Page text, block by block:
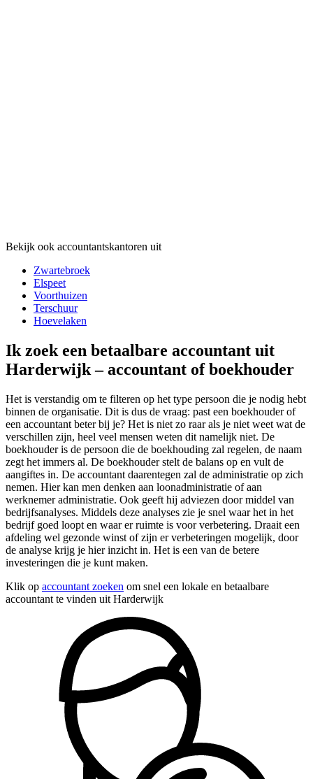
Bekijk ook accountantskantoren uit
Zwartebroek
Elspeet
Voorthuizen
Terschuur
Hoevelaken
Ik zoek een betaalbare accountant uit
Harderwijk – accountant of boekhouder
Het is verstandig om te filteren op het type persoon die je nodig hebt
binnen de organisatie. Dit is dus de vraag: past een boekhouder of
een accountant beter bij je? Het is niet zo raar als je niet weet wat de
verschillen zijn, heel veel mensen weten dit namelijk niet. De
boekhouder is de persoon die de boekhouding zal regelen, de naam
zegt het immers al. De boekhouder stelt de balans op en vult de
aangiftes in. De accountant daarentegen zal de administratie op zich
nemen. Hier kan men denken aan loonadministratie of aan
werknemer administratie. Ook geeft hij adviezen door middel van
bedrijfsanalyses. Middels deze analyses zie je snel waar het in het
bedrijf goed loopt en waar er ruimte is voor verbetering. Draait een
afdeling wel gezonde winst of zijn er verbeteringen mogelijk, door
de analyse krijg je hier inzicht in. Het is een van de betere
investeringen die je kunt maken.
Klik op accountant zoeken om snel een lokale en betaalbare
accountant te vinden uit Harderwijk